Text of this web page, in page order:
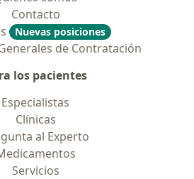
Contacto
Nuevas posiciones
de Contratación
los pacientes
Especialistas
Clínicas
al Experto
Servicios